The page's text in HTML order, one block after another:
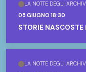
LA NOTTE DEGLI
05 GIUGNO 18:30
STORIE
LA NOTTE DEGLI